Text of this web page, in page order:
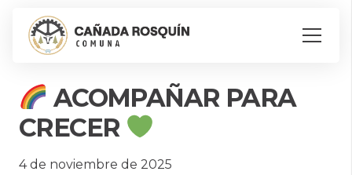
ACOMPAÑAR PARA
CRECER
4 de noviembre de 2025